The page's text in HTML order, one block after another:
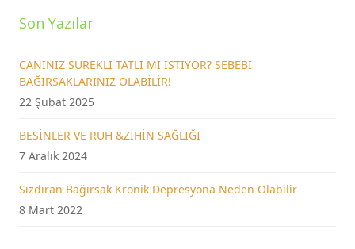
Son Yazılar
CANINIZ SÜREKLİ TATLI MI İSTİYOR? SEBEBİ
BAĞIRSAKLARINIZ OLABİLİR!
22 Şubat 2025
BESİNLER VE RUH &ZİHİN SAĞLIĞI
7 Aralık 2024
Sızdıran Bağırsak Kronik Depresyona Neden Olabilir
8 Mart 2022